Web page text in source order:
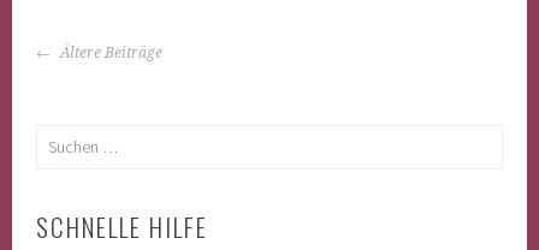
BEITRAGS-
Ältere Beiträge
Suchen
SCHNELLE HILFE